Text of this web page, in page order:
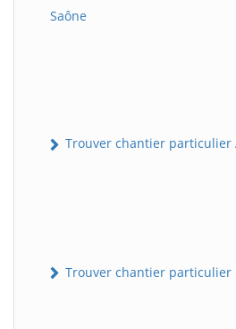
Saône
Trouver chantier particulier
Trouver chantier particulier